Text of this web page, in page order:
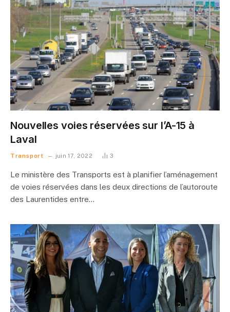
Nouvelles voies réservées sur l’A-15 à
Laval
Transport juin 17, 2022 3
Le ministère des Transports est à planifier l’aménagement
de voies réservées dans les deux directions de l’autoroute
des Laurentides entre…